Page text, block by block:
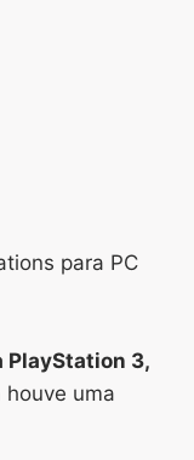
para PC
PlayStation 3,
houve uma